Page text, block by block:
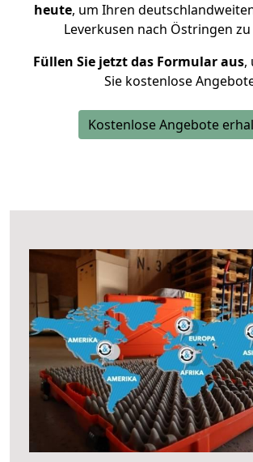
heute, um Ihren
Leverkusen nach Östringen
Füllen Sie jetzt das Formular aus,
Sie kostenlose
Kostenlose Angebote